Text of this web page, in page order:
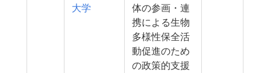
大学
体の参画・連
携による生物
多様性保全活
動促進のため
の政策的支援